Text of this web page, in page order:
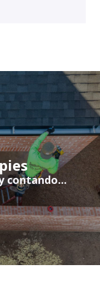
pies
contando...